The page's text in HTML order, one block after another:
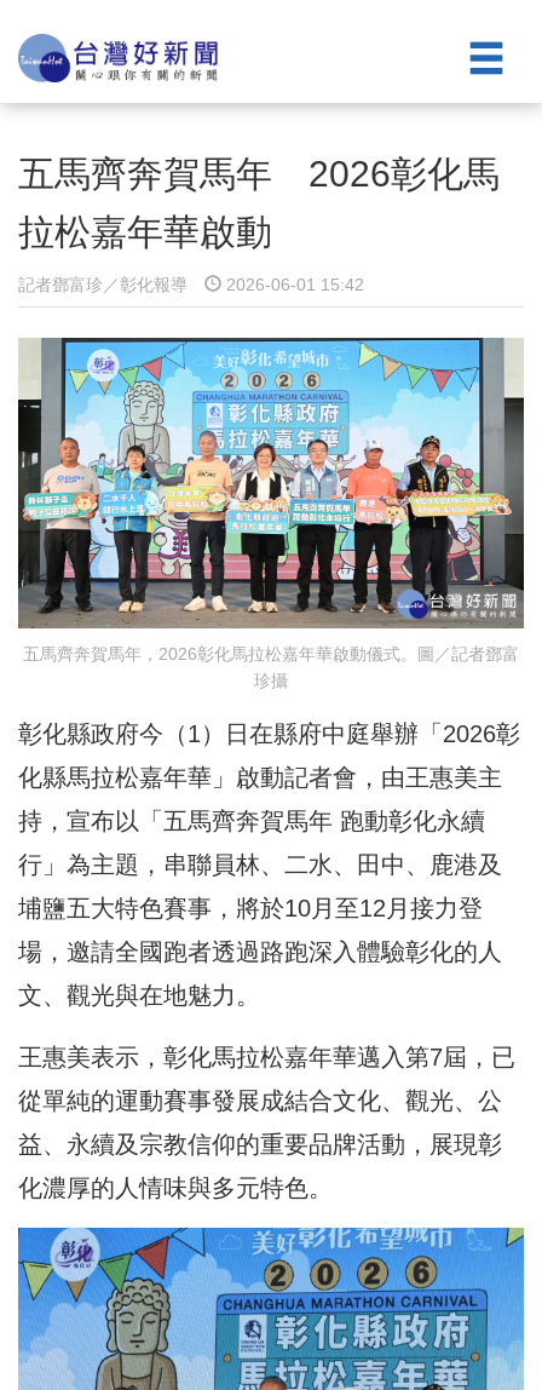
五馬齊奔賀馬年 2026彰化馬
拉松嘉年華啟動
記者鄧富珍／彰化報導 2026-06-01 15:42
五馬齊奔賀馬年，2026彰化馬拉松嘉年華啟動儀式。圖／記者鄧富
珍攝
彰化縣政府今（1）日在縣府中庭舉辦「2026彰
化縣馬拉松嘉年華」啟動記者會，由王惠美主
持，宣布以「五馬齊奔賀馬年 跑動彰化永續
行」為主題，串聯員林、二水、田中、鹿港及
埔鹽五大特色賽事，將於10月至12月接力登
場，邀請全國跑者透過路跑深入體驗彰化的人
文、觀光與在地魅力。
王惠美表示，彰化馬拉松嘉年華邁入第7屆，已
從單純的運動賽事發展成結合文化、觀光、公
益、永續及宗教信仰的重要品牌活動，展現彰
化濃厚的人情味與多元特色。